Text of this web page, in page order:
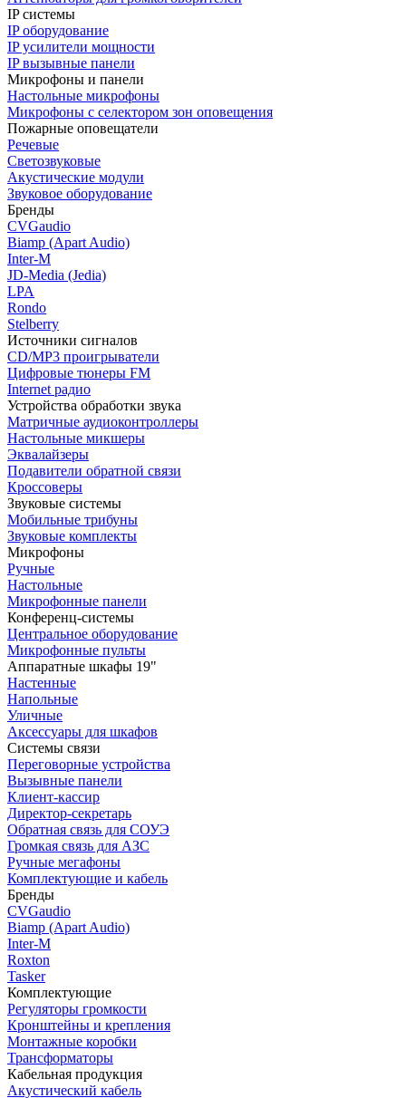
IP системы
IP оборудование
IP усилители мощности
IP вызывные панели
Микрофоны и панели
Настольные микрофоны
Микрофоны с селектором зон оповещения
Пожарные оповещатели
Речевые
Светозвуковые
Акустические модули
Звуковое оборудование
Бренды
CVGaudio
Biamp (Apart Audio)
Inter-M
JD-Media (Jedia)
LPA
Rondo
Stelberry
Источники сигналов
CD/MP3 проигрыватели
Цифровые тюнеры FM
Internet радио
Устройства обработки звука
Матричные аудиоконтроллеры
Настольные микшеры
Эквалайзеры
Подавители обратной связи
Кроссоверы
Звуковые системы
Мобильные трибуны
Звуковые комплекты
Микрофоны
Ручные
Настольные
Микрофонные панели
Конференц-системы
Центральное оборудование
Микрофонные пульты
Аппаратные шкафы 19"
Настенные
Напольные
Уличные
Аксессуары для шкафов
Системы связи
Переговорные устройства
Вызывные панели
Клиент-кассир
Директор-секретарь
Обратная связь для СОУЭ
Громкая связь для АЗС
Ручные мегафоны
Комплектующие и кабель
Бренды
CVGaudio
Biamp (Apart Audio)
Inter-M
Roxton
Tasker
Комплектующие
Регуляторы громкости
Кронштейны и крепления
Монтажные коробки
Трансформаторы
Кабельная продукция
Акустический кабель